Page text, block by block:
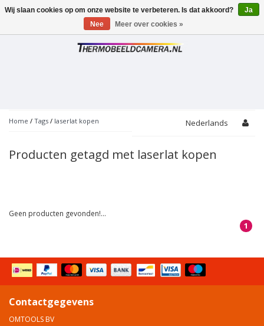
Toggle
Home / Tags / laserlat kopen Nederlands
Producten getagd met laserlat kopen
Geen producten gevonden!...
1
Contactgegevens
OMTOOLS BV
Wij slaan cookies op om onze website te verbeteren. Is dat akkoord?
Ja
Nee
Meer over cookies »